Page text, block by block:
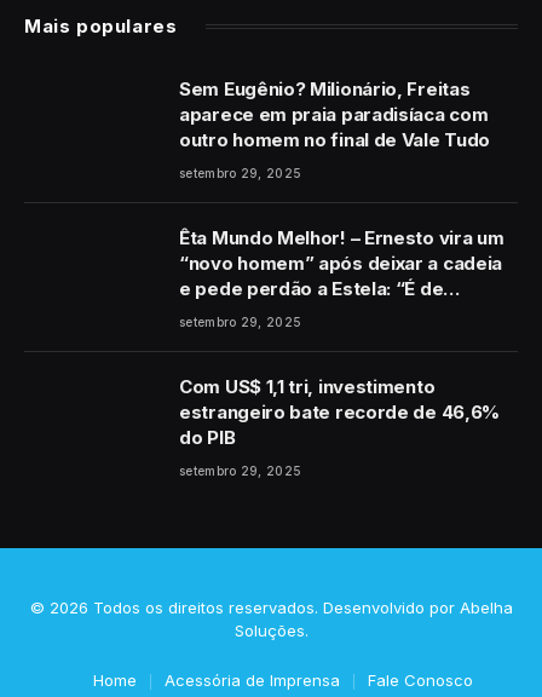
Mais populares
Sem Eugênio? Milionário, Freitas
aparece em praia paradisíaca com
outro homem no final de Vale Tudo
setembro 29, 2025
Êta Mundo Melhor! – Ernesto vira um
“novo homem” após deixar a cadeia
e pede perdão a Estela: “É de
coração”
setembro 29, 2025
Com US$ 1,1 tri, investimento
estrangeiro bate recorde de 46,6%
do PIB
setembro 29, 2025
© 2026 Todos os direitos reservados. Desenvolvido por Abelha
Soluções.
Home Acessória de Imprensa Fale Conosco